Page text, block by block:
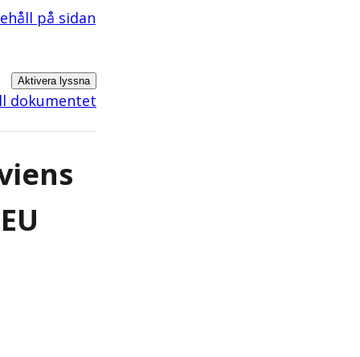
på sidan
Aktivera lyssna
dokumentet